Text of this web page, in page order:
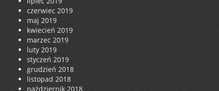
czerwiec 2019
maj 2019
kwiecień 2019
marzec 2019
luty 2019
styczeń 2019
grudzień 2018
listopad 2018
październik 2018